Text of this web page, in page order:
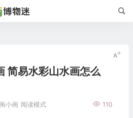
简易水彩山水画怎么
小画 110
阅读模式